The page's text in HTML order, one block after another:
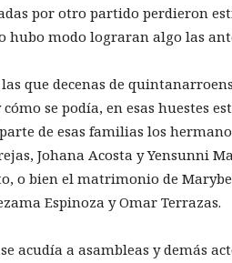
por otro partido perdieron
hubo modo lograran algo las
que decenas de
se podía, en esas huestes
de esas familias los
Johana Acosta y Yensunni
o bien el matrimonio de
Espinoza y Omar Terrazas.
acudía a asambleas y demás